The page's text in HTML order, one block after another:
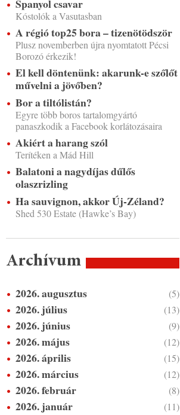
Spanyol csavar
Kóstolók a Vasutasban
A régió top25 bora – tizenötödször
Plusz novemberben újra nyomtatott Pécsi
Borozó érkezik!
El kell döntenünk: akarunk-e szőlőt
művelni a jövőben?
Bor a tiltólistán?
Egyre több boros tartalomgyártó
panaszkodik a Facebook korlátozásaira
Akiért a harang szól
Terítéken a Mád Hill
Balatoni a nagydíjas dűlős
olaszrizling
Ha sauvignon, akkor Új-Zéland?
Shed 530 Estate (Hawke’s Bay)
Archívum
2026. augusztus (5)
2026. július (13)
2026. június (9)
2026. május (12)
2026. április (15)
2026. március (12)
2026. február (8)
2026. január (11)